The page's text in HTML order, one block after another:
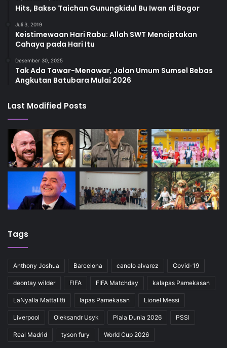
Hits, Bakso Taichan Gunungkidul Bu Iwan di Bogor
Juli 3, 2019
Keistimewaan Hari Rabu: Allah SWT Menciptakan
Cahaya pada Hari Itu
Desember 30, 2025
Tak Ada Tawar-Menawar, Jalan Umum Sumsel Bebas
Angkutan Batubara Mulai 2026
Last Modified Posts
Tags
Anthony Joshua Barcelona canelo alvarez Covid-19
deontay wilder FIFA FIFA Matchday kalapas Pamekasan
LaNyalla Mattalitti lapas Pamekasan Lionel Messi
Liverpool Oleksandr Usyk Piala Dunia 2026 PSSI
Real Madrid tyson fury World Cup 2026